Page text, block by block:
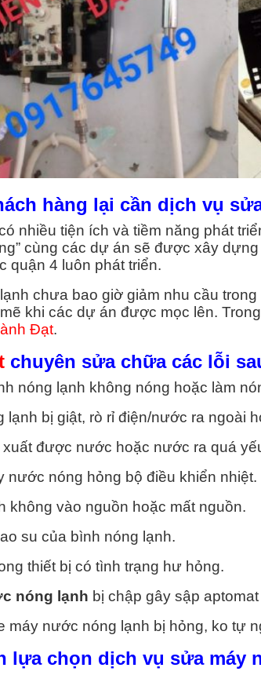
hàng lại cần dịch vụ
nhiều tiện ích và tiềm năng phát
cùng các dự án sẽ được xây
quận 4 luôn phát triển.
chưa bao giờ giảm nhu cầu
khi các dự án được mọc lên.
Đạt.
chuyên sửa chữa các lỗi
nóng lạnh không nóng hoặc làm
lạnh bị giật, rò rỉ điện/nước ra ngoài
xuất được nước hoặc nước ra quá
nước nóng hỏng bộ điều khiển nhiệt.
không vào nguồn hoặc mất nguồn.
su của bình nóng lạnh.
thiết bị có tình trạng hư hỏng.
nóng lạnh bị chập gây sập
máy nước nóng lạnh bị hỏng, ko tự
lựa chọn dịch vụ sửa máy
Sửa Tủ Lạnh Quận 6
Sửa Tủ Lạnh Quận 7
Xem Tất Cả >>
DỊCH VỤ SỬA MÁY NƯỚC NÓNG
Sửa Máy Nước Nóng Quận 2
Sửa Máy Nước Nóng Quận 4
Sửa Máy Nước Nóng Quận 5
Sửa Máy Nước Nóng Quận 7
Xem Tất Cả >>